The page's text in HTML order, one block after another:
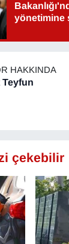
yönetimine
HAKKINDA
Teyfun
çekebilir